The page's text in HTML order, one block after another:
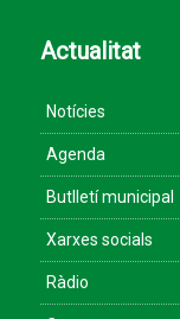
Actualitat
Notícies
Agenda
Butlletí municipal
Xarxes socials
Ràdio